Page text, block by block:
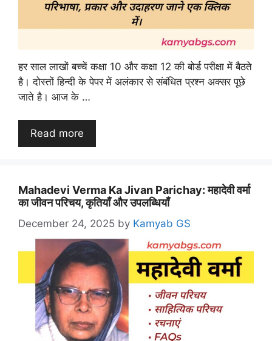
हर साल लाखों बच्चें कक्षा 10 और कक्षा 12 की बोर्ड परीक्षा में बैठते
है। दोस्तों हिन्दी के पेपर में अलंकार से संबंधित प्रश्न अक्सर पूछे
जाते है। आज के …
Read more
Mahadevi Verma Ka Jivan Parichay: महादेवी वर्मा
का जीवन परिचय, कृतियाँ और उपलब्धियाँ
December 24, 2025 by Kamyab GS